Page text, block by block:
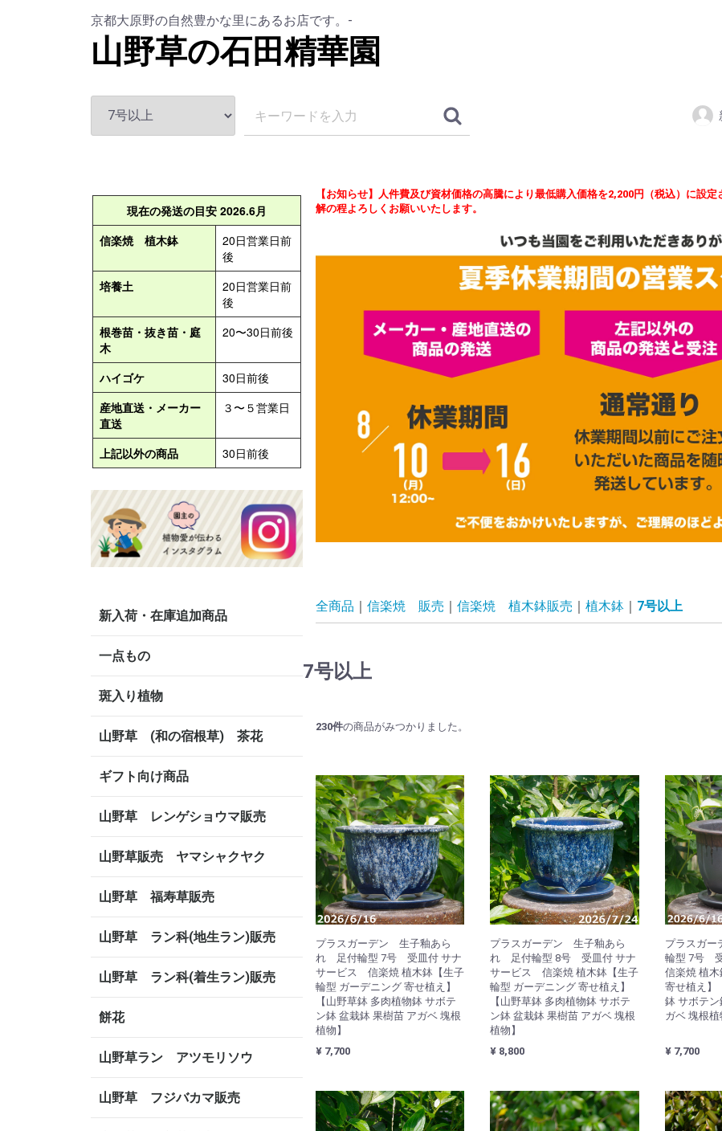
京都大原野の自然豊かな里にあるお店です。-
山野草の石田精華園
新入荷・在庫追加商品
一点もの
斑入り植物
山野草 (和の宿根草) 茶花
ギフト向け商品
山野草 レンゲショウマ販売
山野草販売 ヤマシャクヤク
山野草 福寿草販売
山野草 ラン科(地生ラン)販売
山野草 ラン科(着生ラン)販売
餅花
山野草ラン アツモリソウ
山野草 フジバカマ販売
【お知らせ】人件費及び資材価格の高騰により最低購入価格を2,200円（税込）に設
解の程よろしくお願いいたします。
全商品 信楽焼 販売 信楽焼 植木鉢販売 植木鉢 7号以上
7号以上
230件の商品がみつかりました。
プラスガーデン 生子釉あら
れ 足付輪型 7号 受皿付 サナ
サービス 信楽焼 植木鉢【生子
輪型 ガーデニング 寄せ植え】
【山野草鉢 多肉植物鉢 サボテ
ン鉢 盆栽鉢 果樹苗 アガベ 塊根
植物】
¥ 7,700
プラスガーデン 生子釉あら
れ 足付輪型 8号 受皿付 サナ
サービス 信楽焼 植木鉢【生子
輪型 ガーデニング 寄せ植え】
【山野草鉢 多肉植物鉢 サボテ
ン鉢 盆栽鉢 果樹苗 アガベ 塊根
植物】
¥ 8,800
プラスガー
輪型 7号
信楽焼 植
寄せ植え】
鉢 サボテ
ガベ 塊根植
¥ 7,700